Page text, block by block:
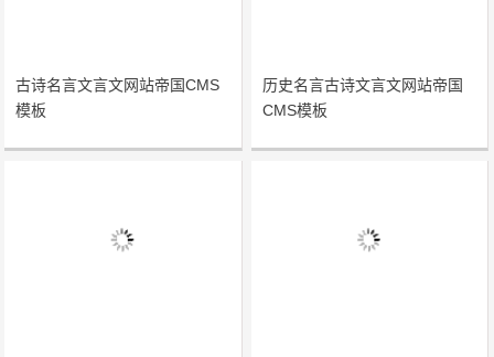
古诗名言文言文网站帝国CMS
模板
历史名言古诗文言文网站帝国
CMS模板